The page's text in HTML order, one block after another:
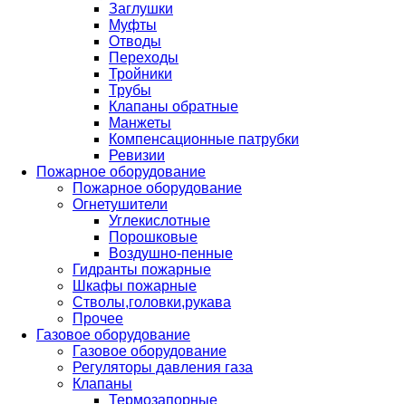
Заглушки
Муфты
Отводы
Переходы
Тройники
Трубы
Клапаны обратные
Манжеты
Компенсационные патрубки
Ревизии
Пожарное оборудование
Пожарное оборудование
Огнетушители
Углекислотные
Порошковые
Воздушно-пенные
Гидранты пожарные
Шкафы пожарные
Стволы,головки,рукава
Прочее
Газовое оборудование
Газовое оборудование
Регуляторы давления газа
Клапаны
Термозапорные